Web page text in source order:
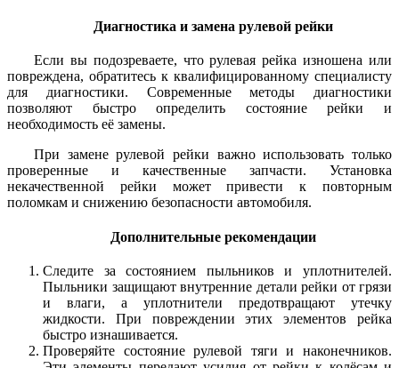
Диагностика и замена рулевой рейки
Если вы подозреваете, что рулевая рейка изношена или
повреждена, обратитесь к квалифицированному специалисту
для диагностики. Современные методы диагностики
позволяют быстро определить состояние рейки и
необходимость её замены.
При замене рулевой рейки важно использовать только
проверенные и качественные запчасти. Установка
некачественной рейки может привести к повторным
поломкам и снижению безопасности автомобиля.
Дополнительные рекомендации
Следите за состоянием пыльников и уплотнителей.
Пыльники защищают внутренние детали рейки от грязи
и влаги, а уплотнители предотвращают утечку
жидкости. При повреждении этих элементов рейка
быстро изнашивается.
Проверяйте состояние рулевой тяги и наконечников.